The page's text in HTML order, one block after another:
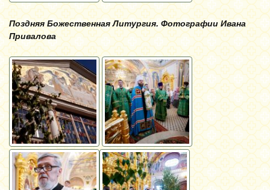
Поздняя Божественная Литургия. Фотографии Ивана
Привалова